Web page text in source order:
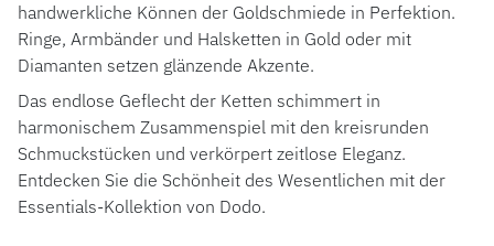
handwerkliche Können der Goldschmiede in Perfektion.
Ringe, Armbänder und Halsketten in Gold oder mit
Diamanten setzen glänzende Akzente.
Das endlose Geflecht der Ketten schimmert in
harmonischem Zusammenspiel mit den kreisrunden
Schmuckstücken und verkörpert zeitlose Eleganz.
Entdecken Sie die Schönheit des Wesentlichen mit der
Essentials-Kollektion von Dodo.